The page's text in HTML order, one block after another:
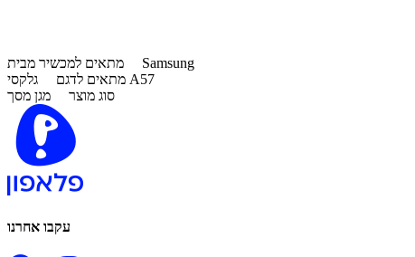
מתאים למכשיר מבית Samsung
מתאים לדגם גלקסי A57
סוג מוצר מגן מסך
עקבו אחרנו